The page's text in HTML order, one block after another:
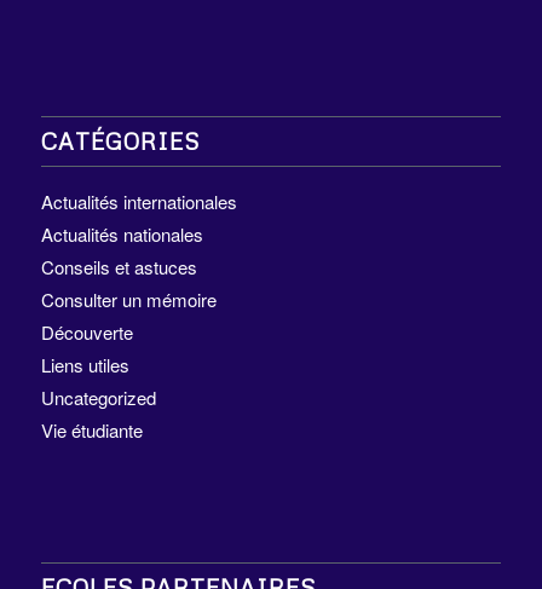
CATÉGORIES
Actualités internationales
Actualités nationales
Conseils et astuces
Consulter un mémoire
Découverte
Liens utiles
Uncategorized
Vie étudiante